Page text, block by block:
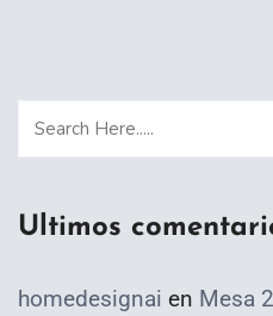
Ultimos
homedesignai en Mesa